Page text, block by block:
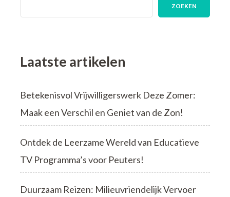
Verbazen
ZOEKEN
Laatste artikelen
Betekenisvol Vrijwilligerswerk Deze Zomer:
Maak een Verschil en Geniet van de Zon!
Ontdek de Leerzame Wereld van Educatieve
TV Programma’s voor Peuters!
Duurzaam Reizen: Milieuvriendelijk Vervoer